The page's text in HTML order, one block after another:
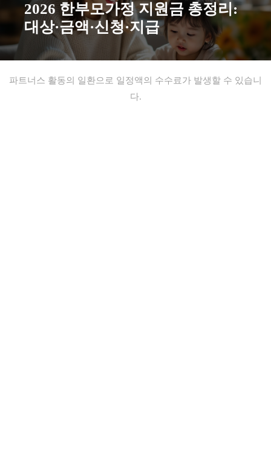
2026 한부모가정 지원금 총정리:
대상·금액·신청·지급
파트너스 활동의 일환으로 일정액의 수수료가 발생할 수 있습니
다.